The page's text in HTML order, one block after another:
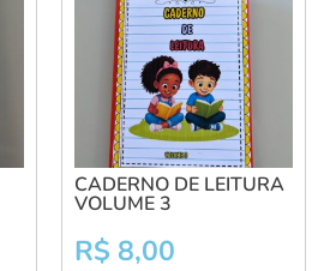
CADERNO DE LEITURA
VOLUME 3
R$ 8,00